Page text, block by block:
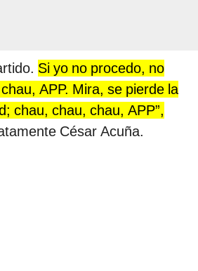
Si yo no procedo, no
APP. Mira, se pierde la
chau, chau, chau, APP”,
César Acuña.